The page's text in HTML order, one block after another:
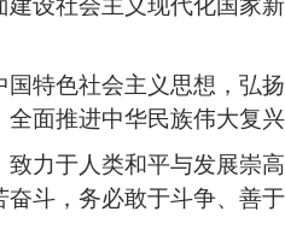
特色社会主义思想，弘
面推进中华民族伟大复兴
力于人类和平与发展崇
斗，务必敢于斗争、善